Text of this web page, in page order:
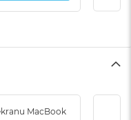
MacBook